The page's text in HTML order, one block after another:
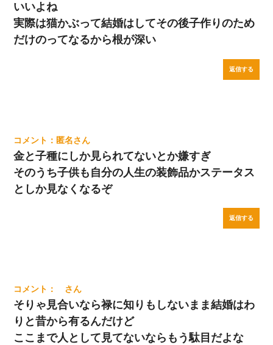
いいよね
実際は猫かぶって結婚はしてその後子作りのため
だけのってなるから根が深い
返信する
匿名
金と子種にしか見られてないとか嫌すぎ
そのうち子供も自分の人生の装飾品かステータス
としか見なくなるぞ
返信する
そりゃ見合いなら禄に知りもしないまま結婚はわ
りと昔から有るんだけど
ここまで人として見てないならもう駄目だよな